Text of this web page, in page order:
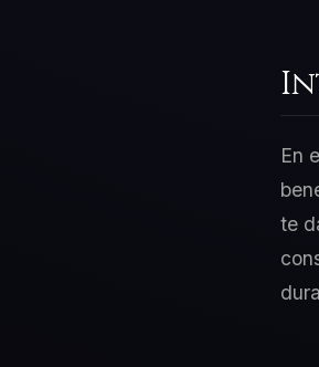
En
te